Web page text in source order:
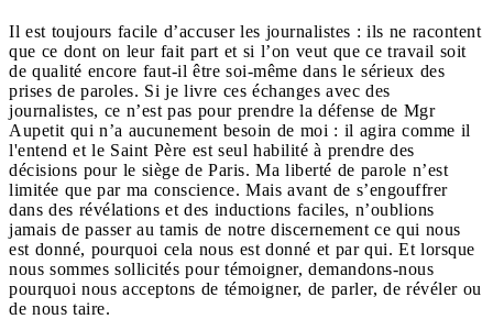
Il est toujours facile d’accuser les journalistes : ils ne racontent
que ce dont on leur fait part et si l’on veut que ce travail soit
de qualité encore faut-il être soi-même dans le sérieux des
prises de paroles. Si je livre ces échanges avec des
journalistes, ce n’est pas pour prendre la défense de Mgr
Aupetit qui n’a aucunement besoin de moi : il agira comme il
l'entend et le Saint Père est seul habilité à prendre des
décisions pour le siège de Paris. Ma liberté de parole n’est
limitée que par ma conscience. Mais avant de s’engouffrer
dans des révélations et des inductions faciles, n’oublions
jamais de passer au tamis de notre discernement ce qui nous
est donné, pourquoi cela nous est donné et par qui. Et lorsque
nous sommes sollicités pour témoigner, demandons-nous
pourquoi nous acceptons de témoigner, de parler, de révéler ou
de nous taire.